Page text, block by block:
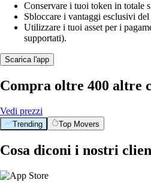
Conservare i tuoi token in totale
Sbloccare i vantaggi esclusivi
Utilizzare i tuoi asset per i
supportati).
Scarica l'app
Compra oltre 400 altre
Vedi prezzi
Trending Top Movers
Cosa diconi i nostri